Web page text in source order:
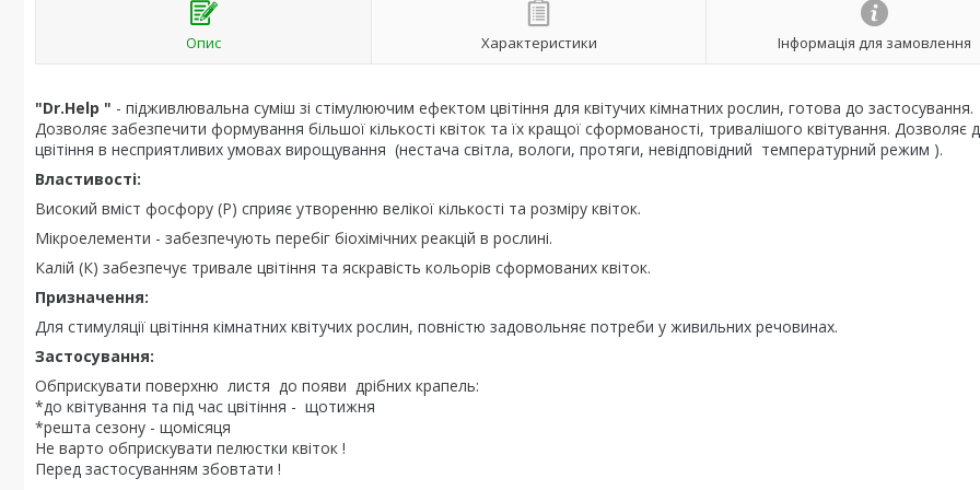
Опис Характеристики Інформація для замовлення
"Dr.Help " - підживлювальна суміш зі стімулюючим ефектом цвітіння для квітучих кімнатних рослин, готова до застосування.
Дозволяє забезпечити формування більшої кількості квіток та їх кращої сформованості, тривалішого квітування. Дозволяє
цвітіння в несприятливих умовах вирощування (нестача світла, вологи, протяги, невідповідний температурний режим ).
Властивості:
Високий вміст фосфору (Р) сприяє утворенню велікої кількості та розміру квіток.
Мікроелементи - забезпечують перебіг біохімічних реакцій в рослині.
Калій (К) забезпечує тривале цвітіння та яскравість кольорів сформованих квіток.
Призначення:
Для стимуляції цвітіння кімнатних квітучих рослин, повністю задовольняє потреби у живильних речовинах.
Застосування:
Обприскувати поверхню листя до появи дрібних крапель:
*до квітування та під час цвітіння - щотижня
*решта сезону - щомісяця
Не варто обприскувати пелюстки квіток !
Перед застосуванням збовтати !